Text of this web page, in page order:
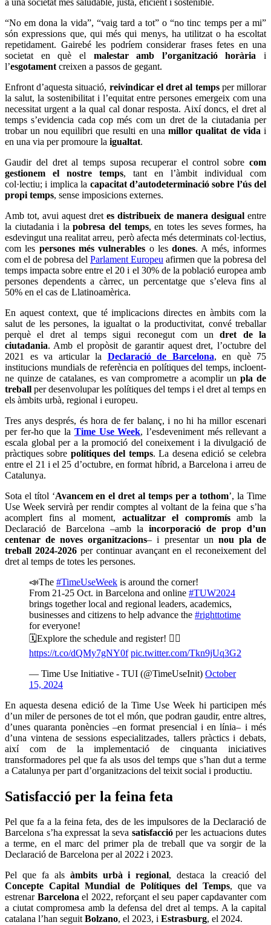
“No em dona la vida”, “vaig tard a tot” o “no tinc temps per a mi”
són expressions que, qui més qui menys, ha utilitzat o ha escoltat
repetidament. Gairebé les podríem considerar frases fetes en una
societat en què el malestar amb l’organització horària i
l’esgotament creixen a passos de gegant.
Enfront d’aquesta situació, reivindicar el dret al tempsper millorar
la salut, la sostenibilitat i l’equitat entre persones emergeix com una
necessitat urgent a la qual cal donar resposta. Així doncs, el dret al
temps s’evidencia cada cop més com un dret de la ciutadania per
trobar un nou equilibri que resulti en una millor qualitat de vida i
en una via per promoure la igualtat.
Gaudir del dret al temps suposa recuperar el control sobre com
gestionem el nostre temps, tant en l’àmbit individual com
col·lectiu; i implica la capacitat d’autodeterminació sobre l’ús del
propi temps, sense imposicions externes.
Amb tot, avui aquest dret es distribueix de manera desigual entre
la ciutadania i lapobresa del temps, en totes les seves formes, ha
esdevingut una realitat arreu, però afecta més determinats col·lectius,
com les persones més vulnerables o lesdones. A més, informes
com el de pobresa del Parlament Europeu afirmen que la pobresa del
temps impacta sobre entre el 20 i el 30% de la població europea amb
persones dependents a càrrec, un percentatge que s’eleva fins al
50% en el cas de Llatinoamèrica.
En aquest context, que té implicacions directes en àmbits com la
salut de les persones, la igualtat o la productivitat, convé treballar
perquè el dret al temps sigui reconegut com undret de la
ciutadania. Amb el propòsit de garantir aquest dret, l’octubre del
2021 es va articular la Declaració de Barcelona, en què 75
institucions mundials de referència en polítiques del temps, incloent-
ne quinze de catalanes, es van comprometre a acomplir unpla de
treball per desenvolupar les polítiques del temps i el dret al temps en
els àmbits urbà, regional i europeu.
Tres anys després, és hora de fer balanç, i no hi ha millor escenari
per fer-ho que la Time Use Week, l’esdeveniment més rellevant a
escala global per a la promoció del coneixement i la divulgació de
pràctiques sobre polítiques del temps. La desena edició se celebra
entre el 21 i el 25 d’octubre, en format híbrid, a Barcelona i arreu de
Catalunya.
Sota el títol ‘Avancem en el dret al temps per a tothom’, la Time
Use Week servirà per rendir comptes al voltant de la feina que s’ha
acomplert fins al moment, actualitzar el compromísamb la
Declaració de Barcelona –amb la incorporació de prop d’un
centenar de noves organitzacions– i presentar un nou pla de
treball 2024-2026per continuar avançant en el reconeixement del
dret al temps de totes les persones.
📣The #TimeUseWeek is around the corner!
From 21-25 Oct. in Barcelona and online #TUW2024
brings together local and regional leaders, academics,
businesses and citizens to help advance the #righttotime
for everyone!
🗓️Explore the schedule and register! 👉🏽
https://t.co/dQMy7gNY0f pic.twitter.com/Tkn9jUq3G2
— Time Use Initiative - TUI (@TimeUseInit) October
15, 2024
En aquesta desena edició de la Time Use Week hi participen més
d’un miler de persones de tot el món, que podran gaudir, entre altres,
d’unes quaranta ponències –en format presencial i en línia– i més
d’una vintena de sessions especialitzades, tallers pràctics i debats,
així com de la implementació de cinquanta iniciatives
transformadores pel que fa als usos del temps que s’han dut a terme
a Catalunya per part d’organitzacions del teixit social i productiu.
Satisfacció per la feina feta
Pel que fa a la feina feta, des de les impulsores de la Declaració de
Barcelona s’ha expressat la seva satisfaccióper les actuacions dutes
a terme, en el marc del primer pla de treball que va sorgir de la
Declaració de Barcelona per al 2022 i 2023.
Pel que fa als àmbits urbà i regional, destaca la creació del
Concepte Capital Mundial de Polítiques del Temps, que va
estrenar Barcelonael 2022, reforçant el seu paper capdavanter com
a ciutat compromesa amb la defensa del dret al temps. A la capital
catalana l’han seguitBolzano, el 2023, i Estrasburg, el 2024.